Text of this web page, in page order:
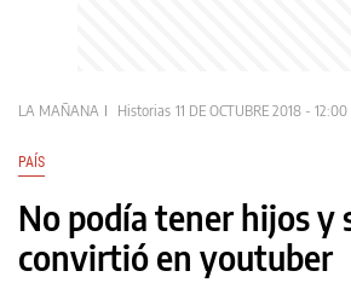
LA MAÑANA Historias 11 DE OCTUBRE 2018 - 12:00
PAÍS
No podía tener hijos y
convirtió en youtuber